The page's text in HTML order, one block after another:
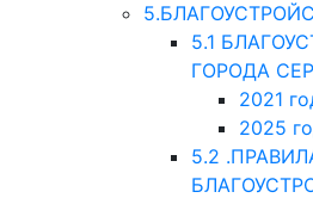
5.1
ГОРОДА
2021
2025
5.2